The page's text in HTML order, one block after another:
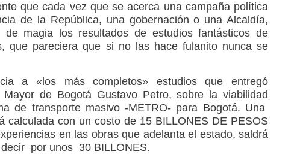
que cada vez que se acerca una campaña política
de la República, una gobernación o una Alcaldía,
magia los resultados de estudios fantásticos de
que pareciera que si no las hace fulanito nunca se
a «los más completos» estudios que entregó
Mayor de Bogotá Gustavo Petro, sobre la viabilidad
de transporte masivo -METRO- para Bogotá. Una
calculada con un costo de 15 BILLONES DE PESOS
en las obras que adelanta el estado, saldrá
por unos 30 BILLONES.